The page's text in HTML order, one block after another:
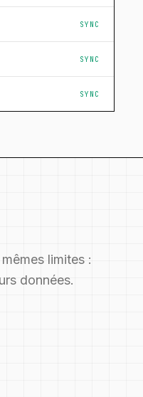
SYNC
SYNC
SYNC
limites :
données.